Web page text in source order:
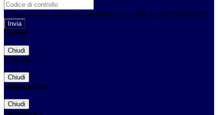
E-mail inviata, si prega di controllare la casella di posta elettronica!
Errore
Chiudi
Successo
Chiudi
Informazione
Chiudi